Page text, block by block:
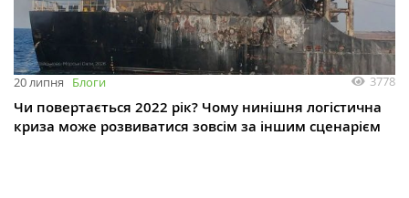
20 липня Блоги 3778
Чи повертається 2022 рік? Чому нинішня логістична
криза може розвиватися зовсім за іншим сценарієм